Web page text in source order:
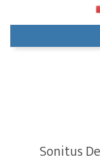
Sonitus